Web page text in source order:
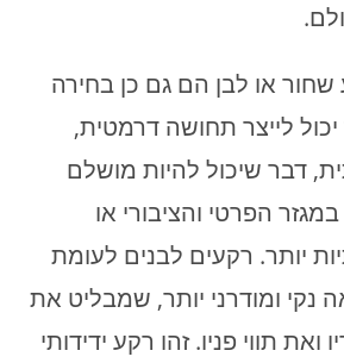
או לבן הם גם כן בחירה
לייצר תחושה דרמטית,
דבר שיכול להיות מושלם
הפרטי והציבורי או
יותר. רקעים לבנים לעומת
נקי ומודרני יותר, שמבליט את
תווי פניו. זהו רקע ידידותי